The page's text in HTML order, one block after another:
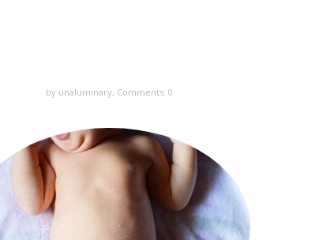
by unaluminary, Comments: 0